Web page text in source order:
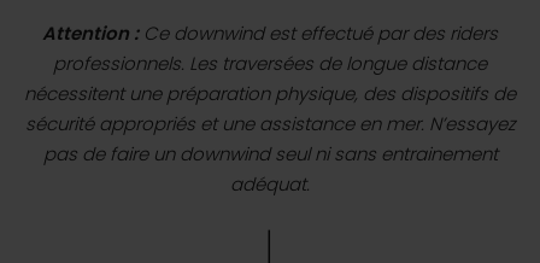
Attention :Ce downwind est effectué par des riders
professionnels. Les traversées de longue distance
nécessitent une préparation physique, des dispositifs de
sécurité appropriés et une assistance en mer. N’essayez
pas de faire un downwind seul ni sans entrainement
adéquat.